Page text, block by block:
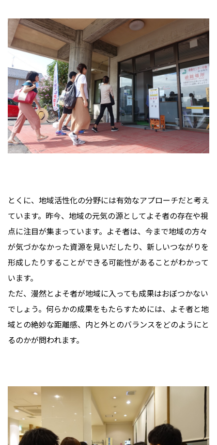
とくに、地域活性化の分野には有効なアプローチだと考え
ています。昨今、地域の元気の源としてよそ者の存在や視
点に注目が集まっています。よそ者は、今まで地域の方々
が気づかなかった資源を見いだしたり、新しいつながりを
形成したりすることができる可能性があることがわかって
います。
ただ、漫然とよそ者が地域に入っても成果はおぼつかない
でしょう。何らかの成果をもたらすためには、よそ者と地
域との絶妙な距離感、内と外とのバランスをどのようにと
るのかが問われます。